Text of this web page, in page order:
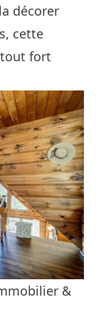
décorer
cette
fort
&